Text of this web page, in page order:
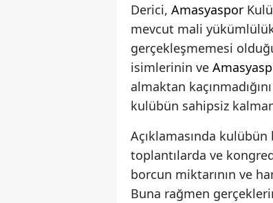
Derici, Amasyaspor
mevcut mali
gerçekleşmemesi
isimlerinin ve
almaktan
kulübün sahipsiz
Açıklamasında
toplantılarda ve
borcun miktarının ve
Buna rağmen